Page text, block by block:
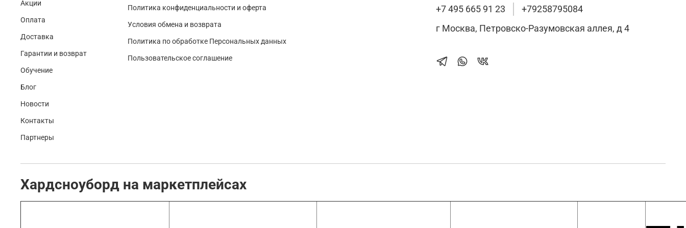
Акции
Оплата
Доставка
Гарантии и возврат
Обучение
Блог
Новости
Контакты
Партнеры
Политика конфиденциальности и оферта
Условия обмена и возврата
Политика по обработке Персональных данных
Пользовательское соглашение
+7 495 665 91 23
+79258795084
г Москва, Петровско-Разумовская аллея, д 4
Хардсноуборд на маркетплейсах